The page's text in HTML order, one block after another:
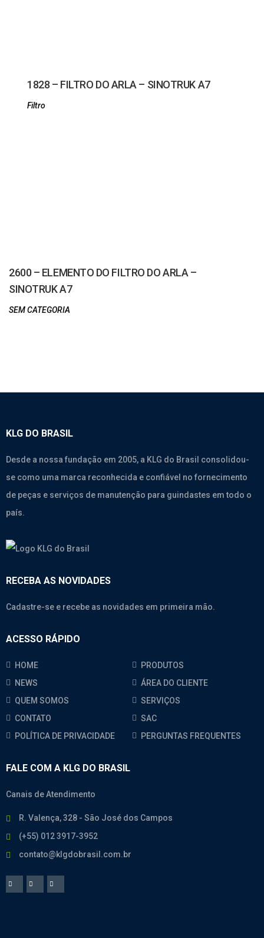
1828 – FILTRO DO ARLA – SINOTRUK A7
Filtro
2600 – ELEMENTO DO FILTRO DO ARLA –
SINOTRUK A7
SEM CATEGORIA
KLG DO BRASIL
Desde a nossa fundação em 2005, a KLG do Brasil consolidou-
se como uma marca reconhecida e confiável no fornecimento
de peças e serviços de manutenção para guindastes em todo o
país.
RECEBA AS NOVIDADES
Cadastre-se e recebe as novidades em primeira mão.
ACESSO RÁPIDO
HOME
PRODUTOS
NEWS
ÁREA DO CLIENTE
QUEM SOMOS
SERVIÇOS
CONTATO
SAC
POLÍTICA DE PRIVACIDADE
PERGUNTAS FREQUENTES
FALE COM A KLG DO BRASIL
Canais de Atendimento
R. Valença, 328 - São José dos Campos
(+55) 012 3917-3952
contato@klgdobrasil.com.br